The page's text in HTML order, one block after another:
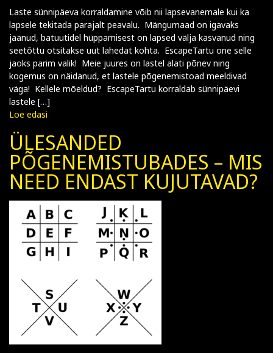
Laste sünnipäeva korraldamine võib nii lapsevanemale kui ka
lapsele tekitada parajalt peavalu. Mängumaad on igavaks
jäänud, batuutidel hüppamisest on lapsed välja kasvanud ning
seetõttu otsitakse uut lahedat kohta. EscapeTartu one selle
jaoks parim valik! Meie juures on lastel alati põnev ning
kogemus on näidanud, et lastele põgenemistoad meeldivad
väga! Kellele mõeldud? EscapeTartu korraldab sünnipäevi
lastele […]
Loe edasi
ÜLESANDED
PÕGENEMISTUBADES – MIS
NEED ENDAST KUJUTAVAD?